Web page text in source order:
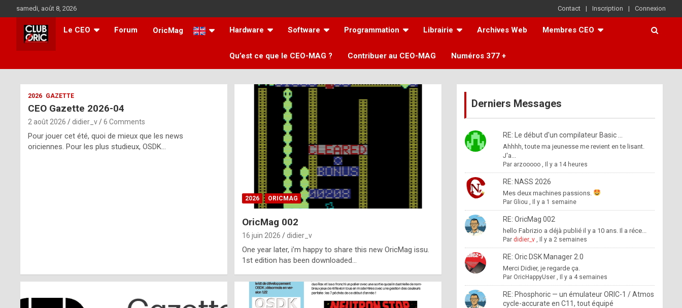
to
content
samedi, août 8, 2026 Contact Inscription Connexion
Le CEO Forum OricMag Hardware Software Programmation Librairie Archives Web Membres CEO
Qu’est ce que le CEO-MAG ? Contribuer au CEO-MAG Numéros 377 +
2026 GAZETTE
CEO Gazette 2026-04
2 août 2026 didier_v 6 Comments
Pour jouer cet été, quoi de mieux que les news
oriciennes. Pour les plus studieux, OSDK…
2026 ORICMAG
OricMag 002
16 juin 2026 didier_v
One year later, i’m happy to share this new OricMag issu.
1st edition has been downloaded…
Derniers Messages
RE: Le début d'un compilateur Basic ...
Ahhhh, toute ma jeunesse me revient en te lisant.
J'a...
Par arzooooo, Il y a 14 heures
RE: NASS 2026
Mes deux machines passions.
Par Gliou , Il y a 1 semaine
RE: OricMag 002
hello Fabrizio a déjà publié il y a 10 ans. Il a réce...
Par didier_v, Il y a 2 semaines
RE: Oric DSK Manager 2.0
Merci Didier, je regarde ça.
Par OricHappyUser, Il y a 4 semaines
RE: Phosphoric — un émulateur ORIC-1 / Atmos
cycle-accurate en C11, tout équipé